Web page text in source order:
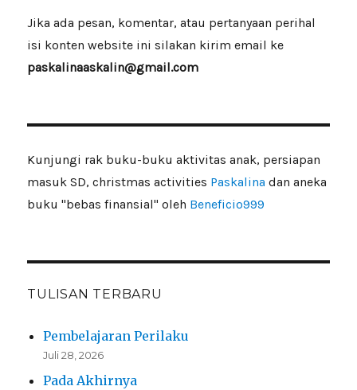
Jika ada pesan, komentar, atau pertanyaan perihal
isi konten website ini silakan kirim email ke
paskalinaaskalin@gmail.com
Kunjungi rak buku-buku aktivitas anak, persiapan
masuk SD, christmas activities Paskalinadan aneka
buku "bebas finansial" oleh Beneficio999
TULISAN TERBARU
Pembelajaran Perilaku
Juli 28, 2026
Pada Akhirnya